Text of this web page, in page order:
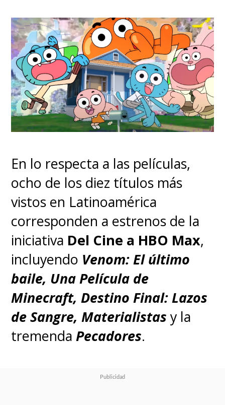
En lo respecta a las películas,
ocho de los diez títulos más
vistos en Latinoamérica
corresponden a estrenos de la
iniciativa Del Cine a HBO Max,
incluyendo Venom: El último
baile, Una Película de
Minecraft, Destino Final: Lazos
de Sangre, Materialistas y la
tremendaPecadores.